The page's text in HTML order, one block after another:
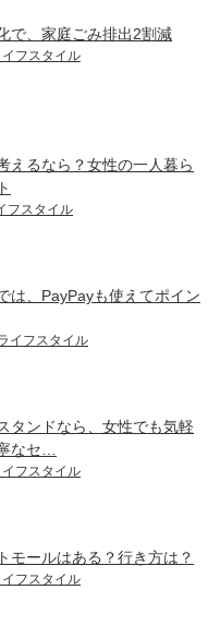
で、家庭ごみ排出2割減
フスタイル
えるなら？女性の一人暮ら
フスタイル
は、PayPayも使えてポイン
イフスタイル
タンドなら、女性でも気軽
なセ…
フスタイル
モールはある？行き方は？
フスタイル